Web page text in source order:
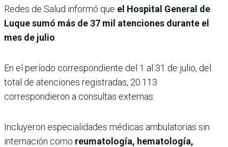
Redes de Salud informó que el Hospital General de
Luque sumó más de 37 mil atenciones durante el
mes de julio
En el período correspondiente del 1 al 31 de julio, del
total de atenciones registradas, 20.113
correspondieron a consultas externas.
Incluyeron especialidades médicas ambulatorias sin
internación como reumatología, hematología,